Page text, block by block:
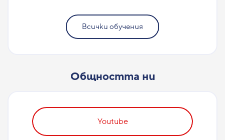
Всички обучения
Общността ни
Youtube